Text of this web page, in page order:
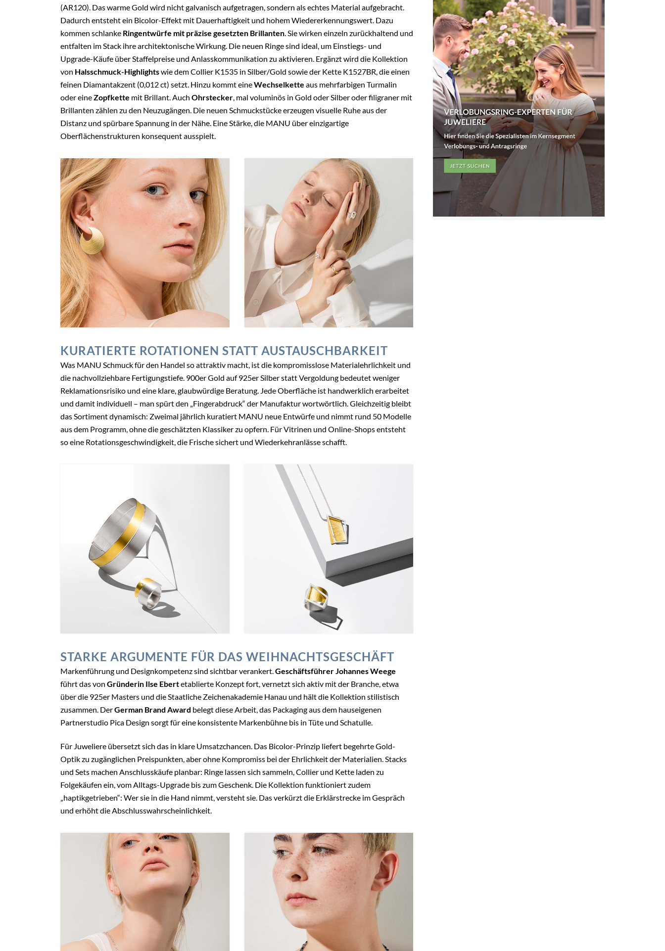
(AR120). Das warme Gold wird nicht galvanisch aufgetragen, sondern als echtes Material aufgebracht.
Dadurch entsteht ein Bicolor-Effekt mit Dauerhaftigkeit und hohem Wiedererkennungswert. Dazu
kommen schlanke Ringentwürfe mit präzise gesetzten Brillanten. Sie wirken einzeln zurückhaltend und
entfalten im Stack ihre architektonische Wirkung. Die neuen Ringe sind ideal, um Einstiegs- und
Upgrade-Käufe über Staffelpreise und Anlasskommunikation zu aktivieren. Ergänzt wird die Kollektion
von Halsschmuck-Highlightswie dem Collier K1535 in Silber/Gold sowie der Kette K1527BR, die einen
feinen Diamantakzent (0,012 ct) setzt. Hinzu kommt eineWechselkette aus mehrfarbigen Turmalin
oder eineZopfkette mit Brillant. Auch Ohrstecker, mal voluminös in Gold oder Silber oder filigraner mit
Brillanten zählen zu den Neuzugängen. Die neuen Schmuckstücke erzeugen visuelle Ruhe aus der
Distanz und spürbare Spannung in der Nähe. Eine Stärke, die MANU über einzigartige
Oberflächenstrukturen konsequent ausspielt.
KURATIERTE ROTATIONEN STATT AUSTAUSCHBARKEIT
Was MANU Schmuck für den Handel so attraktiv macht, ist die kompromisslose Materialehrlichkeit und
die nachvollziehbare Fertigungstiefe. 900er Gold auf 925er Silber statt Vergoldung bedeutet weniger
Reklamationsrisiko und eine klare, glaubwürdige Beratung. Jede Oberfläche ist handwerklich erarbeitet
und damit individuell – man spürt den „Fingerabdruck“ der Manufaktur wortwörtlich. Gleichzeitig bleibt
das Sortiment dynamisch: Zweimal jährlich kuratiert MANU neue Entwürfe und nimmt rund 50 Modelle
aus dem Programm, ohne die geschätzten Klassiker zu opfern. Für Vitrinen und Online-Shops entsteht
so eine Rotationsgeschwindigkeit, die Frische sichert und Wiederkehranlässe schafft.
STARKE ARGUMENTE FÜR DAS WEIHNACHTSGESCHÄFT
Markenführung und Designkompetenz sind sichtbar verankert. Geschäftsführer Johannes Weege
führt das von Gründerin Ilse Ebertetablierte Konzept fort, vernetzt sich aktiv mit der Branche, etwa
über die 925er Masters und die Staatliche Zeichenakademie Hanau und hält die Kollektion stilistisch
zusammen. DerGerman Brand Award belegt diese Arbeit, das Packaging aus dem hauseigenen
Partnerstudio Pica Design sorgt für eine konsistente Markenbühne bis in Tüte und Schatulle.
Für Juweliere übersetzt sich das in klare Umsatzchancen. Das Bicolor-Prinzip liefert begehrte Gold-
Optik zu zugänglichen Preispunkten, aber ohne Kompromiss bei der Ehrlichkeit der Materialien. Stacks
und Sets machen Anschlusskäufe planbar: Ringe lassen sich sammeln, Collier und Kette laden zu
Folgekäufen ein, vom Alltags-Upgrade bis zum Geschenk. Die Kollektion funktioniert zudem
„haptikgetrieben“: Wer sie in die Hand nimmt, versteht sie. Das verkürzt die Erklärstrecke im Gespräch
und erhöht die Abschlusswahrscheinlichkeit.